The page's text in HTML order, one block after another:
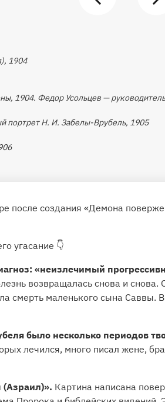
1904
1904. Федор Усольцев —
портрет Н. И. Забелы-Врубель, 1905
после создания «Демона
угасание 👇
«неизлечимый
возвращалась снова и
смерть маленького сына Саввы.
было несколько периодов
лечился, много писал жене,
Картина написана